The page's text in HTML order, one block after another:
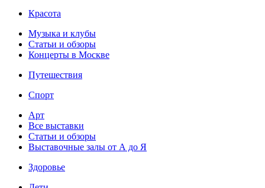
Красота
Музыка и клубы
Статьи и обзоры
Концерты в Москве
Путешествия
Спорт
Арт
Все выставки
Статьи и обзоры
Выставочные залы от А до Я
Здоровье